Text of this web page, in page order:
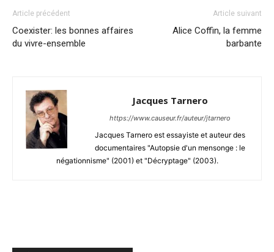
Article précédent
Coexister: les bonnes affaires
du vivre-ensemble
Article suivant
Alice Coffin, la femme
barbante
Jacques Tarnero
https://www.causeur.fr/auteur/jtarnero
Jacques Tarnero est essayiste et auteur des
documentaires "Autopsie d'un mensonge : le
négationnisme" (2001) et "Décryptage" (2003).